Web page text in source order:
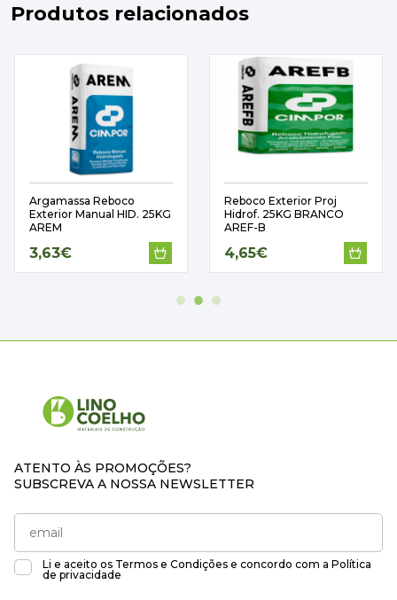
Produtos relacionados
Argamassa Reboco
Exterior Manual HID. 25KG
AREM
3,63€
Reboco Exterior Proj
Hidrof. 25KG BRANCO
AREF-B
4,65€
ATENTO ÀS PROMOÇÕES?
SUBSCREVA A NOSSA NEWSLETTER
Li e aceito os Termos e Condições e concordo com a Política
de privacidade